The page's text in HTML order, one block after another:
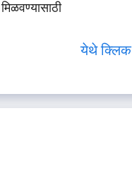
मिळवण्यासाठी
येथे क्लिक